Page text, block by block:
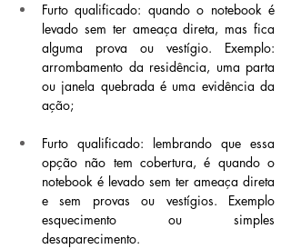
Furto qualificado: quando o notebook é
levado sem ter ameaça direta, mas fica
alguma prova ou vestígio. Exemplo:
arrombamento da residência, uma parta
ou janela quebrada é uma evidência da
ação;
Furto qualificado: lembrando que essa
opção não tem cobertura, é quando o
notebook é levado sem ter ameaça direta
e sem provas ou vestígios. Exemplo
esquecimento ou simples
desaparecimento.